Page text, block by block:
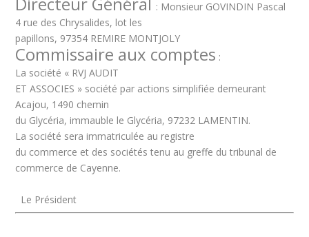
: Monsieur GOVINDIN Pascal
4 rue des Chrysalides, lot les
papillons, 97354 REMIRE MONTJOLY
Commissaire aux comptes :
La société « RVJ AUDIT
ET ASSOCIES » société par actions simplifiée demeurant
Acajou, 1490 chemin
du Glycéria, immauble le Glycéria, 97232 LAMENTIN.
La société sera immatriculée au registre
du commerce et des sociétés tenu au greffe du tribunal de
commerce de Cayenne.
Le Président